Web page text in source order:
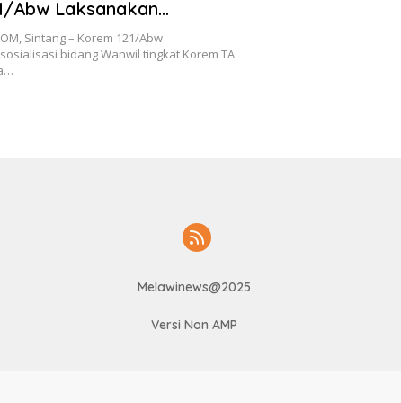
Abw Laksanakan
Bidang Wanwil
Sintang – Korem 121/Abw
bidang Wanwil tingkat Korem TA
Melawinews@2025
Versi Non AMP